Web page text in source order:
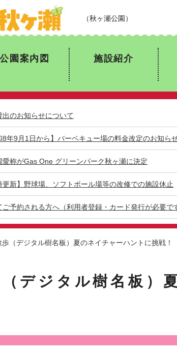
公園案内図 施設紹介
出のお知らせについて
8年9月1日から】バーベキュー場の料金改定のお知ら
愛称がGas One グリーンパーク秋ヶ瀬に決定
更新】野球場、ソフトボール場等の改修での施設休止
ご予約される方へ（利用者登録・カード発行が必要で
（デジタル樹名板）夏のネイチャーハントに挑戦！
デジタル樹名板）